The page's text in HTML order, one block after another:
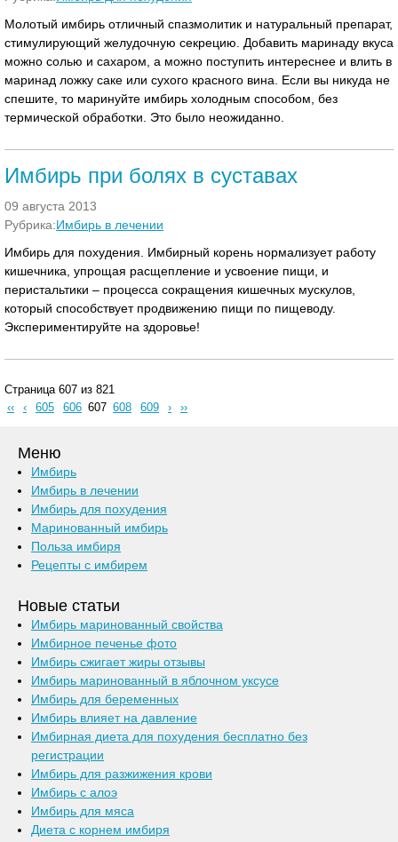
Молотый имбирь отличный спазмолитик и натуральный препарат,
стимулирующий желудочную секрецию. Добавить маринаду вкуса
можно солью и сахаром, а можно поступить интереснее и влить в
маринад ложку саке или сухого красного вина. Если вы никуда не
спешите, то маринуйте имбирь холодным способом, без
термической обработки. Это было неожиданно.
Имбирь при болях в суставах
09 августа 2013
Рубрика:Имбирь в лечении
Имбирь для похудения. Имбирный корень нормализует работу
кишечника, упрощая расщепление и усвоение пищи, и
перистальтики – процесса сокращения кишечных мускулов,
который способствует продвижению пищи по пищеводу.
Экспериментируйте на здоровье!
Страница 607 из 821
‹‹
‹ 605 606 607 608 609 › ››
Меню
Имбирь
Имбирь в лечении
Имбирь для похудения
Маринованный имбирь
Польза имбиря
Рецепты с имбирем
Новые статьи
Имбирь маринованный свойства
Имбирное печенье фото
Имбирь сжигает жиры отзывы
Имбирь маринованный в яблочном уксусе
Имбирь для беременных
Имбирь влияет на давление
Имбирная диета для похудения бесплатно без
регистрации
Имбирь для разжижения крови
Имбирь с алоэ
Имбирь для мяса
Диета с корнем имбиря